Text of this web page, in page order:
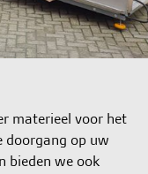
materieel voor het
doorgang op uw
bieden we ook